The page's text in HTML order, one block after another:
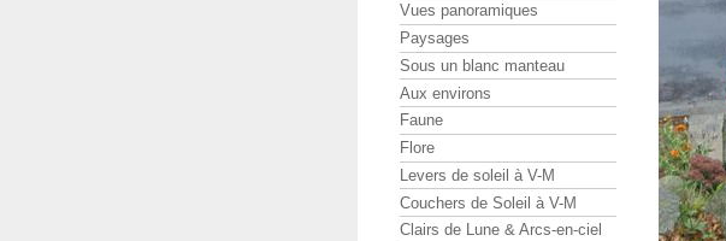
Vues panoramiques
Paysages
Sous un blanc manteau
Aux environs
Faune
Flore
Levers de soleil à V-M
Couchers de Soleil à V-M
Clairs de Lune & Arcs-en-ciel